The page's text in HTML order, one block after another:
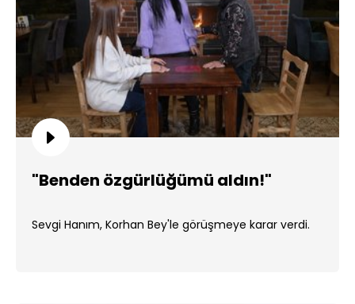
"Benden özgürlüğümü aldın!"
Sevgi Hanım, Korhan Bey'le görüşmeye karar verdi.